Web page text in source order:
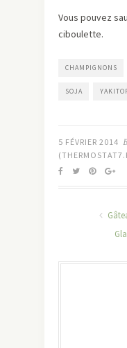
Vous pouvez
ciboulette.
CHAMPIGNONS
SOJA
5 FÉVRIER 2014